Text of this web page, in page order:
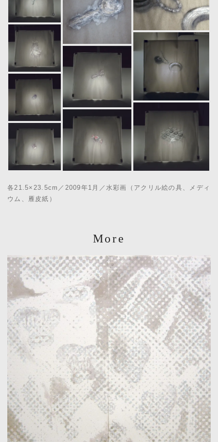
各21.5×23.5cm／2009年1月／水彩画（アクリル絵の具、メディ
ウム、雁皮紙）
More